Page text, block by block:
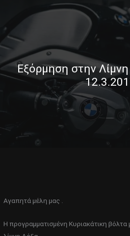
content
Εξόρμηση στην
Αγαπητά μέλη μας .
Η προγραμματισμένη Κυριακάτικη βόλτα